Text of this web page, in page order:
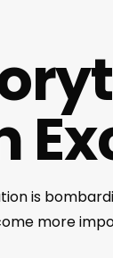
is
more